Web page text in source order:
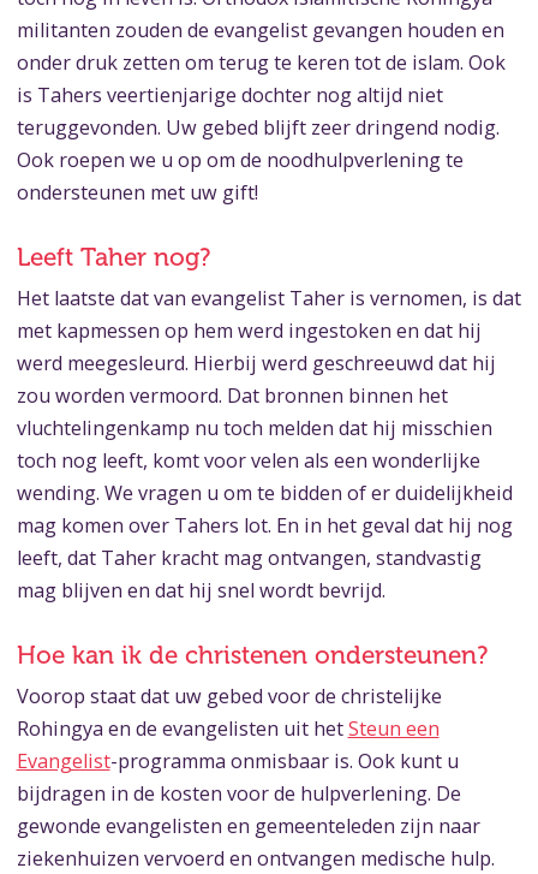
militanten zouden de evangelist gevangen houden en
onder druk zetten om terug te keren tot de islam. Ook
is Tahers veertienjarige dochter nog altijd niet
teruggevonden. Uw gebed blijft zeer dringend nodig.
Ook roepen we u op om de noodhulpverlening te
ondersteunen met uw gift!
Leeft Taher nog?
Het laatste dat van evangelist Taher is vernomen, is dat
met kapmessen op hem werd ingestoken en dat hij
werd meegesleurd. Hierbij werd geschreeuwd dat hij
zou worden vermoord. Dat bronnen binnen het
vluchtelingenkamp nu toch melden dat hij misschien
toch nog leeft, komt voor velen als een wonderlijke
wending. We vragen u om te bidden of er duidelijkheid
mag komen over Tahers lot. En in het geval dat hij nog
leeft, dat Taher kracht mag ontvangen, standvastig
mag blijven en dat hij snel wordt bevrijd.
Hoe kan ik de christenen ondersteunen?
Voorop staat dat uw gebed voor de christelijke
Rohingya en de evangelisten uit hetSteun een
Evangelist-programma onmisbaar is. Ook kunt u
bijdragen in de kosten voor de hulpverlening. De
gewonde evangelisten en gemeenteleden zijn naar
ziekenhuizen vervoerd en ontvangen medische hulp.